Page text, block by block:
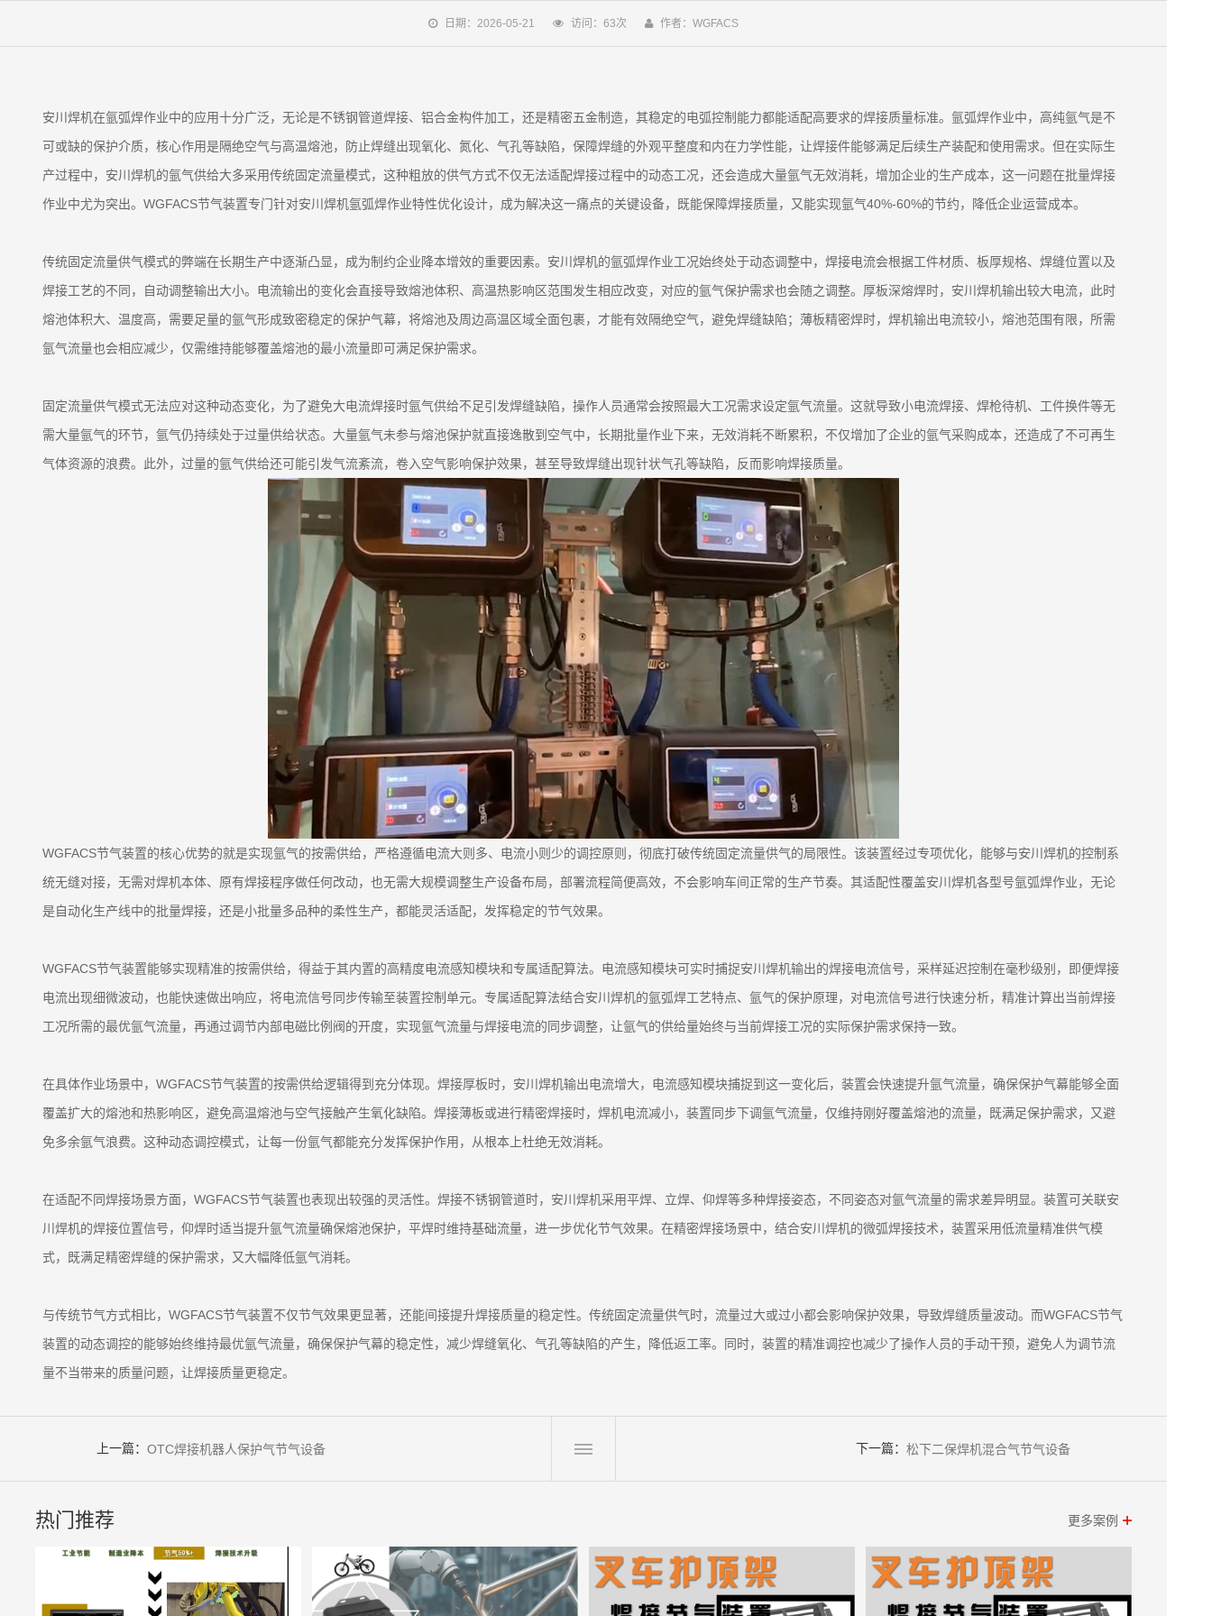
日期：2026-05-21 访问：63次 作者：WGFACS
安川焊机在氩弧焊作业中的应用十分广泛，无论是不锈钢管道焊接、铝合金构件加工，还是精密五金制造，其稳定的电弧控制能力都能适配高要求的焊接质量标准。氩弧焊作业中，高纯氩气是不
可或缺的保护介质，核心作用是隔绝空气与高温熔池，防止焊缝出现氧化、氮化、气孔等缺陷，保障焊缝的外观平整度和内在力学性能，让焊接件能够满足后续生产装配和使用需求。但在实际生
产过程中，安川焊机的氩气供给大多采用传统固定流量模式，这种粗放的供气方式不仅无法适配焊接过程中的动态工况，还会造成大量氩气无效消耗，增加企业的生产成本，这一问题在批量焊接
作业中尤为突出。WGFACS节气装置专门针对安川焊机氩弧焊作业特性优化设计，成为解决这一痛点的关键设备，既能保障焊接质量，又能实现氩气40%-60%的节约，降低企业运营成本。
传统固定流量供气模式的弊端在长期生产中逐渐凸显，成为制约企业降本增效的重要因素。安川焊机的氩弧焊作业工况始终处于动态调整中，焊接电流会根据工件材质、板厚规格、焊缝位置以及
焊接工艺的不同，自动调整输出大小。电流输出的变化会直接导致熔池体积、高温热影响区范围发生相应改变，对应的氩气保护需求也会随之调整。厚板深熔焊时，安川焊机输出较大电流，此时
熔池体积大、温度高，需要足量的氩气形成致密稳定的保护气幕，将熔池及周边高温区域全面包裹，才能有效隔绝空气，避免焊缝缺陷；薄板精密焊时，焊机输出电流较小，熔池范围有限，所需
氩气流量也会相应减少，仅需维持能够覆盖熔池的最小流量即可满足保护需求。
固定流量供气模式无法应对这种动态变化，为了避免大电流焊接时氩气供给不足引发焊缝缺陷，操作人员通常会按照最大工况需求设定氩气流量。这就导致小电流焊接、焊枪待机、工件换件等无
需大量氩气的环节，氩气仍持续处于过量供给状态。大量氩气未参与熔池保护就直接逸散到空气中，长期批量作业下来，无效消耗不断累积，不仅增加了企业的氩气采购成本，还造成了不可再生
气体资源的浪费。此外，过量的氩气供给还可能引发气流紊流，卷入空气影响保护效果，甚至导致焊缝出现针状气孔等缺陷，反而影响焊接质量。
WGFACS节气装置的核心优势的就是实现氩气的按需供给，严格遵循电流大则多、电流小则少的调控原则，彻底打破传统固定流量供气的局限性。该装置经过专项优化，能够与安川焊机的控制系
统无缝对接，无需对焊机本体、原有焊接程序做任何改动，也无需大规模调整生产设备布局，部署流程简便高效，不会影响车间正常的生产节奏。其适配性覆盖安川焊机各型号氩弧焊作业，无论
是自动化生产线中的批量焊接，还是小批量多品种的柔性生产，都能灵活适配，发挥稳定的节气效果。
WGFACS节气装置能够实现精准的按需供给，得益于其内置的高精度电流感知模块和专属适配算法。电流感知模块可实时捕捉安川焊机输出的焊接电流信号，采样延迟控制在毫秒级别，即便焊接
电流出现细微波动，也能快速做出响应，将电流信号同步传输至装置控制单元。专属适配算法结合安川焊机的氩弧焊工艺特点、氩气的保护原理，对电流信号进行快速分析，精准计算出当前焊接
工况所需的最优氩气流量，再通过调节内部电磁比例阀的开度，实现氩气流量与焊接电流的同步调整，让氩气的供给量始终与当前焊接工况的实际保护需求保持一致。
在具体作业场景中，WGFACS节气装置的按需供给逻辑得到充分体现。焊接厚板时，安川焊机输出电流增大，电流感知模块捕捉到这一变化后，装置会快速提升氩气流量，确保保护气幕能够全面
覆盖扩大的熔池和热影响区，避免高温熔池与空气接触产生氧化缺陷。焊接薄板或进行精密焊接时，焊机电流减小，装置同步下调氩气流量，仅维持刚好覆盖熔池的流量，既满足保护需求，又避
免多余氩气浪费。这种动态调控模式，让每一份氩气都能充分发挥保护作用，从根本上杜绝无效消耗。
在适配不同焊接场景方面，WGFACS节气装置也表现出较强的灵活性。焊接不锈钢管道时，安川焊机采用平焊、立焊、仰焊等多种焊接姿态，不同姿态对氩气流量的需求差异明显。装置可关联安
川焊机的焊接位置信号，仰焊时适当提升氩气流量确保熔池保护，平焊时维持基础流量，进一步优化节气效果。在精密焊接场景中，结合安川焊机的微弧焊接技术，装置采用低流量精准供气模
式，既满足精密焊缝的保护需求，又大幅降低氩气消耗。
与传统节气方式相比，WGFACS节气装置不仅节气效果更显著，还能间接提升焊接质量的稳定性。传统固定流量供气时，流量过大或过小都会影响保护效果，导致焊缝质量波动。而WGFACS节气
装置的动态调控的能够始终维持最优氩气流量，确保保护气幕的稳定性，减少焊缝氧化、气孔等缺陷的产生，降低返工率。同时，装置的精准调控也减少了操作人员的手动干预，避免人为调节流
量不当带来的质量问题，让焊接质量更稳定。
上一篇： OTC焊接机器人保护气节气设备 下一篇： 松下二保焊机混合气节气设备
热门推荐 更多案例